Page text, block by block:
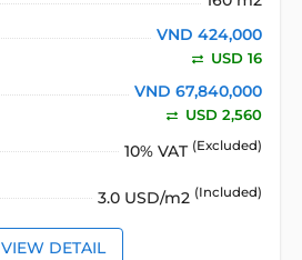
VND 424,000
USD 16
VND 67,840,000
USD 2,560
10% VAT (Excluded)
3.0 USD/m2 (Included)
VIEW DETAIL